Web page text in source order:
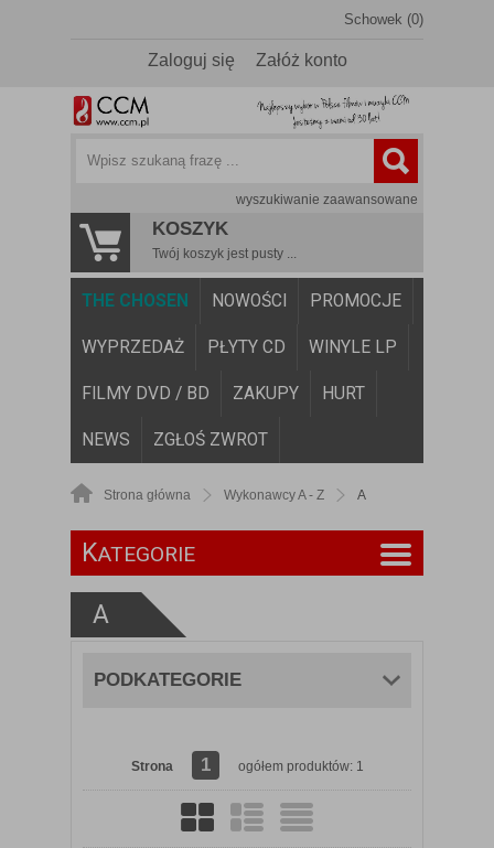
Schowek (0)
Zaloguj się Załóż konto
wyszukiwanie zaawansowane
KOSZYK
Twój koszyk jest pusty ...
THE CHOSEN NOWOŚCI PROMOCJE
WYPRZEDAŻ PŁYTY CD WINYLE LP
FILMY DVD / BD ZAKUPY HURT
NEWS ZGŁOŚ ZWROT
Strona główna Wykonawcy A - Z A
KATEGORIE
A
PODKATEGORIE
Strona 1 ogółem produktów: 1